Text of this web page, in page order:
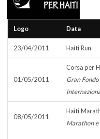
Logo Data
23/04/2011 Haiti Run
01/05/2011
Corsa per
Gran Fondo
08/05/2011
Haiti
Marathon e